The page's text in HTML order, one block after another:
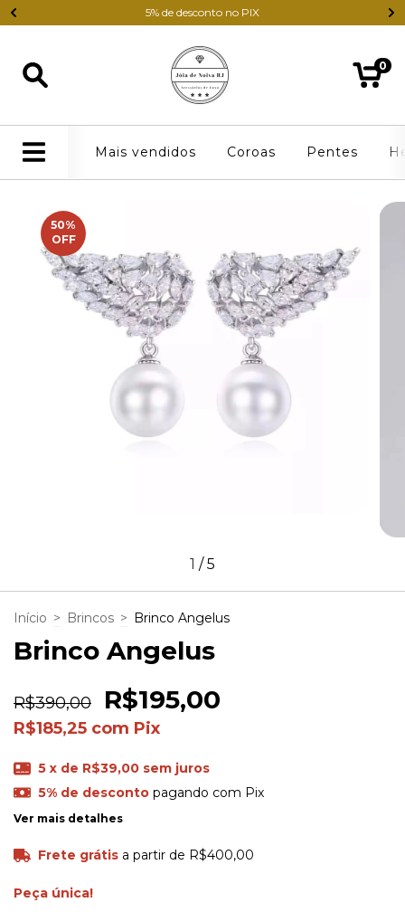
5% de desconto no PIX
0
Mais vendidos Coroas Pentes
50%
OFF
1 /5
Início > Brincos > Brinco Angelus
Brinco Angelus
R$390,00 R$195,00
R$185,25 com Pix
5 x de R$39,00 sem juros
5% de descontopagando com Pix
Ver mais detalhes
Frete grátis a partir de R$400,00
Peça única!